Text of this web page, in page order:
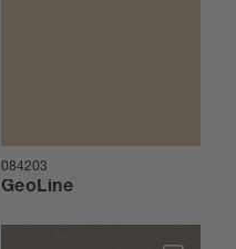
084203
GeoLine